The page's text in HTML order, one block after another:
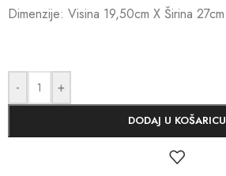
Dimenzije: Visina 19,50cm X Širina 27cm
- +
DODAJ U KOŠARICU